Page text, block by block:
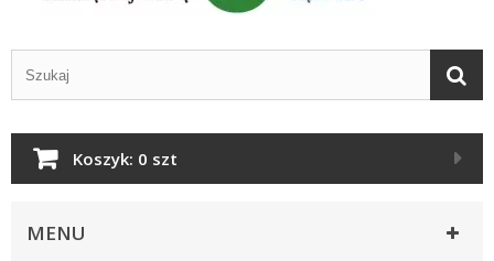
Koszyk: 0 szt
MENU